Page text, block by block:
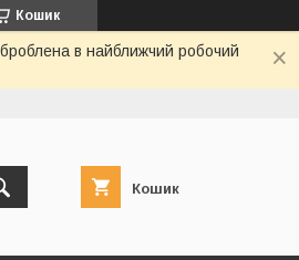
Кошик
в найближчий робочий
Кошик